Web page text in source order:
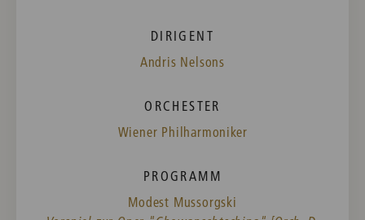
DIRIGENT
Andris Nelsons
ORCHESTER
Wiener Philharmoniker
PROGRAMM
Modest Mussorgski